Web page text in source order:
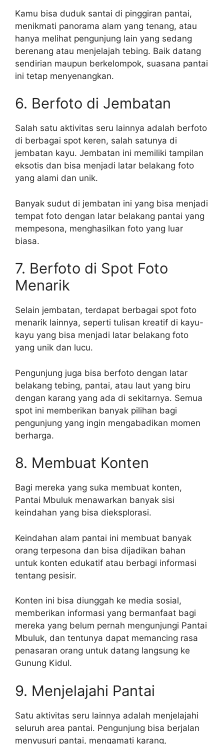
Kamu bisa duduk santai di pinggiran pantai,
menikmati panorama alam yang tenang, atau
hanya melihat pengunjung lain yang sedang
berenang atau menjelajah tebing. Baik datang
sendirian maupun berkelompok, suasana pantai
ini tetap menyenangkan.
6. Berfoto di Jembatan
Salah satu aktivitas seru lainnya adalah berfoto
di berbagai spot keren, salah satunya di
jembatan kayu. Jembatan ini memiliki tampilan
eksotis dan bisa menjadi latar belakang foto
yang alami dan unik.
Banyak sudut di jembatan ini yang bisa menjadi
tempat foto dengan latar belakang pantai yang
mempesona, menghasilkan foto yang luar
biasa.
7. Berfoto di Spot Foto
Menarik
Selain jembatan, terdapat berbagai spot foto
menarik lainnya, seperti tulisan kreatif di kayu-
kayu yang bisa menjadi latar belakang foto
yang unik dan lucu.
Pengunjung juga bisa berfoto dengan latar
belakang tebing, pantai, atau laut yang biru
dengan karang yang ada di sekitarnya. Semua
spot ini memberikan banyak pilihan bagi
pengunjung yang ingin mengabadikan momen
berharga.
8. Membuat Konten
Bagi mereka yang suka membuat konten,
Pantai Mbuluk menawarkan banyak sisi
keindahan yang bisa dieksplorasi.
Keindahan alam pantai ini membuat banyak
orang terpesona dan bisa dijadikan bahan
untuk konten edukatif atau berbagi informasi
tentang pesisir.
Konten ini bisa diunggah ke media sosial,
memberikan informasi yang bermanfaat bagi
mereka yang belum pernah mengunjungi Pantai
Mbuluk, dan tentunya dapat memancing rasa
penasaran orang untuk datang langsung ke
Gunung Kidul.
9. Menjelajahi Pantai
Satu aktivitas seru lainnya adalah menjelajahi
seluruh area pantai. Pengunjung bisa berjalan
menyusuri pantai, mengamati karang,